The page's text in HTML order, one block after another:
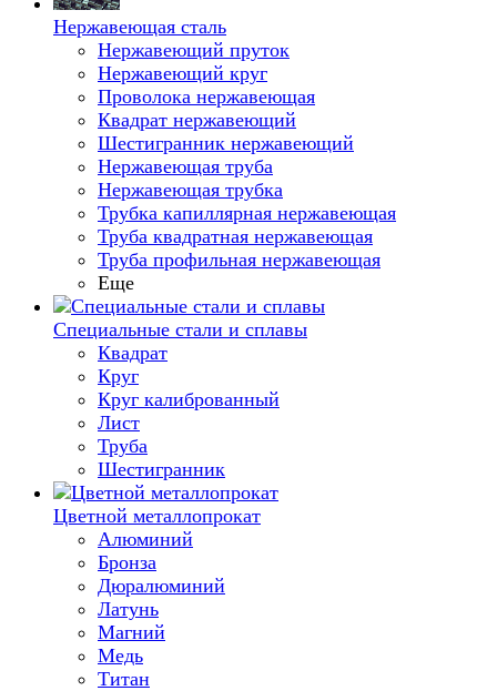
Нержавеющая сталь
Нержавеющий пруток
Нержавеющий круг
Проволока нержавеющая
Квадрат нержавеющий
Шестигранник нержавеющий
Нержавеющая труба
Нержавеющая трубка
Трубка капиллярная нержавеющая
Труба квадратная нержавеющая
Труба профильная нержавеющая
Еще
Специальные стали и сплавы
Квадрат
Круг
Круг калиброванный
Лист
Труба
Шестигранник
Цветной металлопрокат
Алюминий
Бронза
Дюралюминий
Латунь
Магний
Медь
Титан